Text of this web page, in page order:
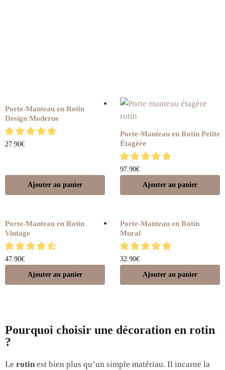
Porte-Manteau en Rotin
Design Moderne
27.90€
Ajouter au panier
Porte-Manteau en Rotin Petite
Étagère
97.90€
Ajouter au panier
Porte-Manteau en Rotin
Vintage
47.90€
Ajouter au panier
Porte-Manteau en Rotin
Mural
32.90€
Ajouter au panier
Pourquoi choisir une décoration en rotin
?
Le rotin est bien plus qu’un simple matériau. Il incarne la